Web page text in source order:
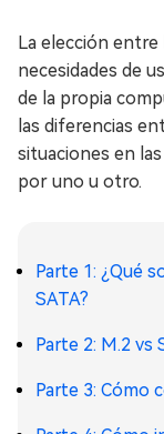
La elección entre
necesidades de
de la propia
las diferencias
situaciones en
por uno u otro.
Parte 1: ¿Qué
SATA?
Parte 2: M.2 vs
Parte 3: Cómo